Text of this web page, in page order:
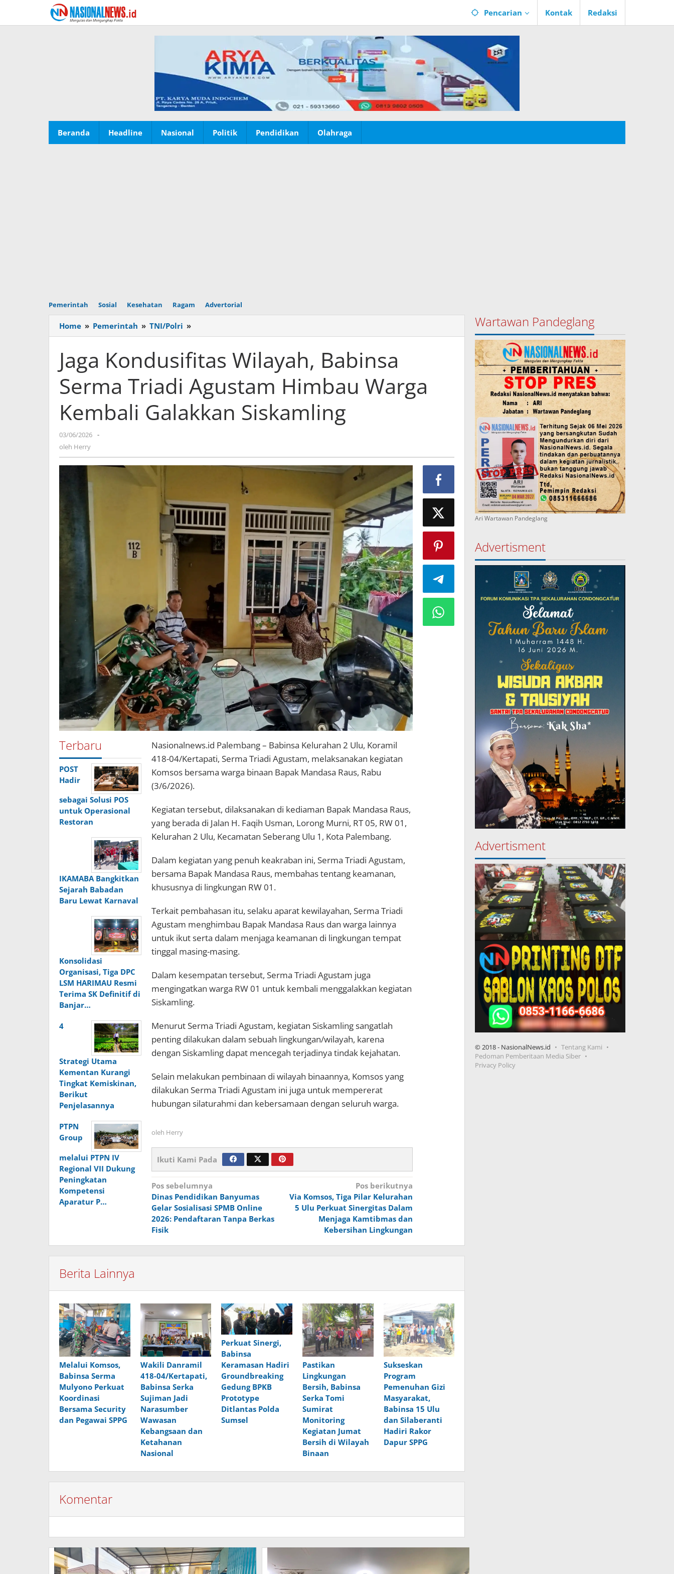
konten
Pencarian Kontak Redaksi
Beranda Headline Nasional Politik Pendidikan Olahraga
Pemerintah Sosial Kesehatan Ragam Advertorial
Home » Pemerintah » TNI/Polri »
Kondusifitas
Babinsa
Serma
Triadi
Agustam
Himbau
Warga
Jaga Kondusifitas Wilayah, Babinsa
Serma Triadi Agustam Himbau Warga
Kembali Galakkan Siskamling
03/06/2026 oleh
-
oleh Herry
Terbaru
POST
Hadir
sebagai Solusi POS
untuk Operasional
Restoran
IKAMABA Bangkitkan
Sejarah Babadan
Baru Lewat Karnaval
Konsolidasi
Organisasi, Tiga DPC
LSM HARIMAU Resmi
Terima SK Definitif di
Banjar…
4
Strategi Utama
Kementan Kurangi
Tingkat Kemiskinan,
Berikut
Penjelasannya
PTPN
Group
melalui PTPN IV
Regional VII Dukung
Peningkatan
Kompetensi
Aparatur P…
Nasionalnews.id Palembang – Babinsa Kelurahan 2 Ulu, Koramil
418-04/Kertapati, Serma Triadi Agustam, melaksanakan kegiatan
Komsos bersama warga binaan Bapak Mandasa Raus, Rabu
(3/6/2026).
Kegiatan tersebut, dilaksanakan di kediaman Bapak Mandasa Raus,
yang berada di Jalan H. Faqih Usman, Lorong Murni, RT 05, RW 01,
Kelurahan 2 Ulu, Kecamatan Seberang Ulu 1, Kota Palembang.
Dalam kegiatan yang penuh keakraban ini, Serma Triadi Agustam,
bersama Bapak Mandasa Raus, membahas tentang keamanan,
khususnya di lingkungan RW 01.
Terkait pembahasan itu, selaku aparat kewilayahan, Serma Triadi
Agustam menghimbau Bapak Mandasa Raus dan warga lainnya
untuk ikut serta dalam menjaga keamanan di lingkungan tempat
tinggal masing-masing.
Dalam kesempatan tersebut, Serma Triadi Agustam juga
mengingatkan warga RW 01 untuk kembali menggalakkan kegiatan
Siskamling.
Menurut Serma Triadi Agustam, kegiatan Siskamling sangatlah
penting dilakukan dalam sebuah lingkungan/wilayah, karena
dengan Siskamling dapat mencegah terjadinya tindak kejahatan.
Selain melakukan pembinaan di wilayah binaannya, Komsos yang
dilakukan Serma Triadi Agustam ini juga untuk mempererat
hubungan silaturahmi dan kebersamaan dengan seluruh warga.
oleh Herry
Ikuti Kami Pada
Navigasi
pos
Pos sebelumnya
Dinas Pendidikan Banyumas
Gelar Sosialisasi SPMB Online
2026: Pendaftaran Tanpa Berkas
Fisik
Pos berikutnya
Via Komsos, Tiga Pilar Kelurahan
5 Ulu Perkuat Sinergitas Dalam
Menjaga Kamtibmas dan
Kebersihan Lingkungan
Berita Lainnya
Melalui Komsos,
Babinsa Serma
Mulyono Perkuat
Koordinasi
Bersama Security
dan Pegawai SPPG
Wakili Danramil
418-04/Kertapati,
Babinsa Serka
Sujiman Jadi
Narasumber
Wawasan
Kebangsaan dan
Ketahanan
Nasional
Perkuat Sinergi,
Babinsa
Keramasan Hadiri
Groundbreaking
Gedung BPKB
Prototype
Ditlantas Polda
Sumsel
Pastikan
Lingkungan
Bersih, Babinsa
Serka Tomi
Sumirat
Monitoring
Kegiatan Jumat
Bersih di Wilayah
Binaan
Sukseskan
Program
Pemenuhan Gizi
Masyarakat,
Babinsa 15 Ulu
dan Silaberanti
Hadiri Rakor
Dapur SPPG
Komentar
Wartawan Pandeglang
Ari Wartawan Pandeglang
Advertisment
Advertisment
© 2018 - NasionalNews.id
Tentang Kami
Pedoman Pemberitaan Media Siber
Privacy Policy